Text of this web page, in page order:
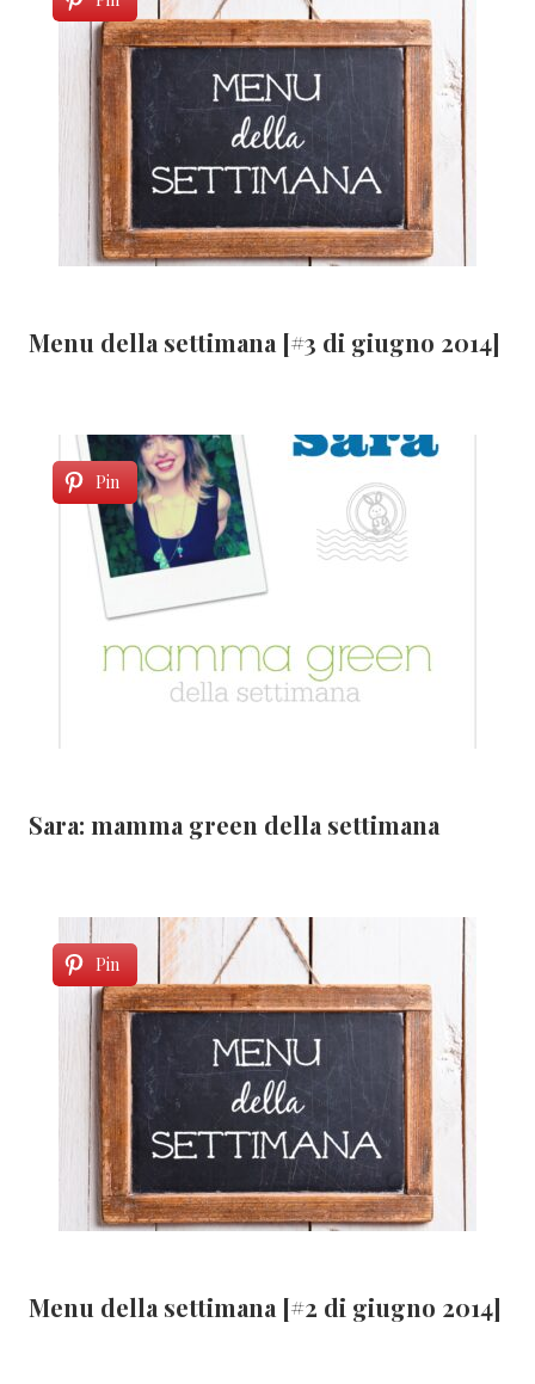
Menu della settimana [#3 di giugno 2014]
Pin
Sara: mamma green della settimana
Pin
Menu della settimana [#2 di giugno 2014]